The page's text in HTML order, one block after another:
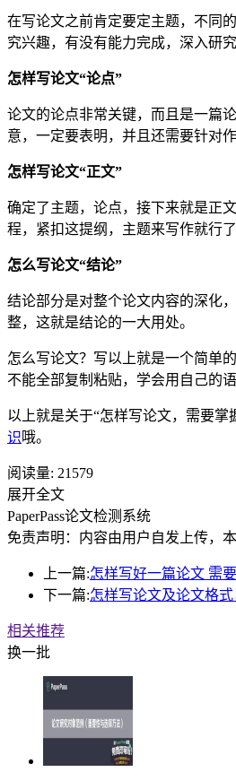
在写论文之前肯定要定主题，不同
究兴趣，有没有能力完成，深入研
怎样写论文“论点”
论文的论点非常关键，而且是一篇
意，一定要表明，并且还需要针对
怎样写论文“正文”
确定了主题，论点，接下来就是正
程，紧扣这提纲，主题来写作就行
怎么写论文“结论”
结论部分是对整个论文内容的深化
整，这就是结论的一大用处。
怎么写论文？写以上就是一个简单
不能全部复制粘贴，学会用自己的语
以上就是关于“怎样写论文，需要
识哦。
阅读量: 21579
展开全文
PaperPass论文检测系统
免责声明：内容由用户自发上传，
上一篇:怎样写好一篇论文 需
下一篇:怎样写论文及论文格
相关推荐
换一批